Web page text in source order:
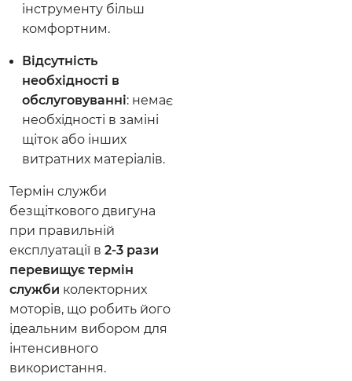
інструменту більш
комфортним.
Відсутність
необхідності в
обслуговуванні: немає
необхідності в заміні
щіток або інших
витратних матеріалів.
Термін служби
безщіткового двигуна
при правильній
експлуатації в 2-3 рази
перевищує термін
служби колекторних
моторів, що робить його
ідеальним вибором для
інтенсивного
використання.